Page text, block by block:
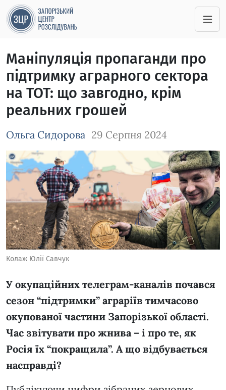
Маніпуляція пропаганди про
підтримку аграрного сектора
на ТОТ: що завгодно, крім
реальних грошей
Ольга Сидорова 29 Серпня 2024
Зображення завантажується
Колаж Юлії Савчук
У окупаційних телеграм-каналів почався
сезон “підтримки” аграріїв тимчасово
окупованої частини Запорізької області.
Час звітувати про жнива – і про те, як
Росія їх “покращила”. А що відбувається
насправді?